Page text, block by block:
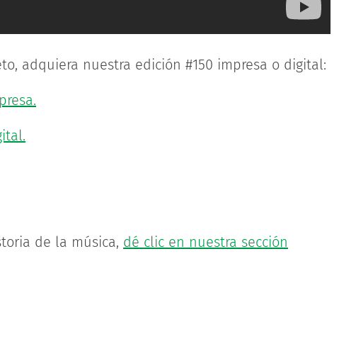
adquiera nuestra edición #150 impresa o digital:
de la música, dé clic en nuestra sección